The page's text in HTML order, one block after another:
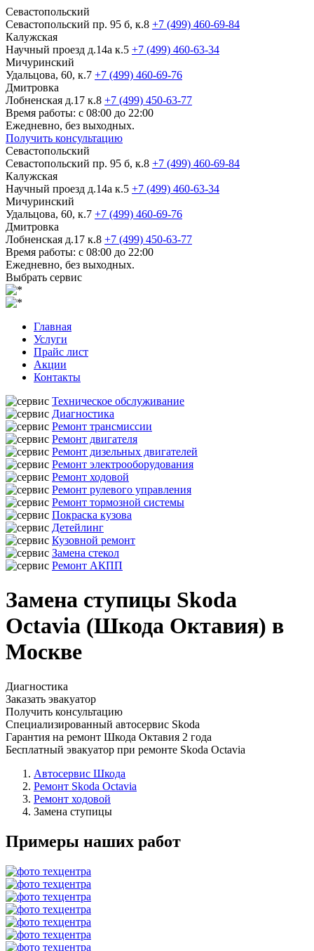
Севастопольский
Севастопольский пр. 95 б, к.8 +7 (499) 460-69-84
Калужская
Научный проезд д.14а к.5 +7 (499) 460-63-34
Мичуринский
Удальцова, 60, к.7 +7 (499) 460-69-76
Дмитровка
Лобненская д.17 к.8 +7 (499) 450-63-77
Время работы: с 08:00 до 22:00
Ежедневно, без выходных.
Получить консультацию
Севастопольский
Севастопольский пр. 95 б, к.8 +7 (499) 460-69-84
Калужская
Научный проезд д.14а к.5 +7 (499) 460-63-34
Мичуринский
Удальцова, 60, к.7 +7 (499) 460-69-76
Дмитровка
Лобненская д.17 к.8 +7 (499) 450-63-77
Время работы: с 08:00 до 22:00
Ежедневно, без выходных.
Выбрать сервис
Главная
Услуги
Прайс лист
Акции
Контакты
Техническое обслуживание
Диагностика
Ремонт трансмиссии
Ремонт двигателя
Ремонт дизельных двигателей
Ремонт электрооборудования
Ремонт ходовой
Ремонт рулевого управления
Ремонт тормозной системы
Покраска кузова
Детейлинг
Кузовной ремонт
Замена стекол
Ремонт АКПП
Замена ступицы Skoda
Octavia (Шкода Октавия) в
Москве
Диагностика
Заказать эвакуатор
Получить консультацию
Специализированный автосервис Skoda
Гарантия на ремонт Шкода Октавия 2 года
Бесплатный эвакуатор при ремонте Skoda Octavia
Автосервис Шкода
Ремонт Skoda Octavia
Ремонт ходовой
Замена ступицы
Примеры наших работ